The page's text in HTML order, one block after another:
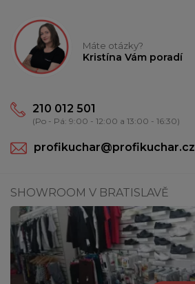
Máte otázky?
Kristína Vám poradí
210 012 501
(Po - Pá: 9:00 - 12:00 a 13:00 - 16:30)
profikuchar@profikuchar.cz
SHOWROOM V BRATISLAVĚ